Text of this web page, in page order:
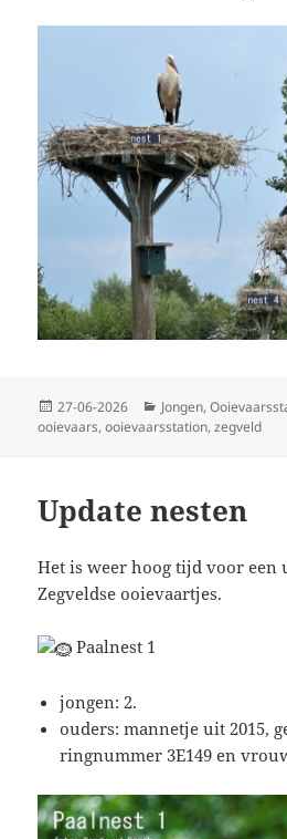
Geplaatst
op
27-06-2026 Categorieën
Jongen,
ooievaars,ooievaarsstation,zegveld
Update nesten
Het is weer hoog tijd voor een
Zegveldse ooievaartjes.
Paalnest 1
jongen: 2.
ouders: mannetje uit 2015,
ringnummer 3E149 en